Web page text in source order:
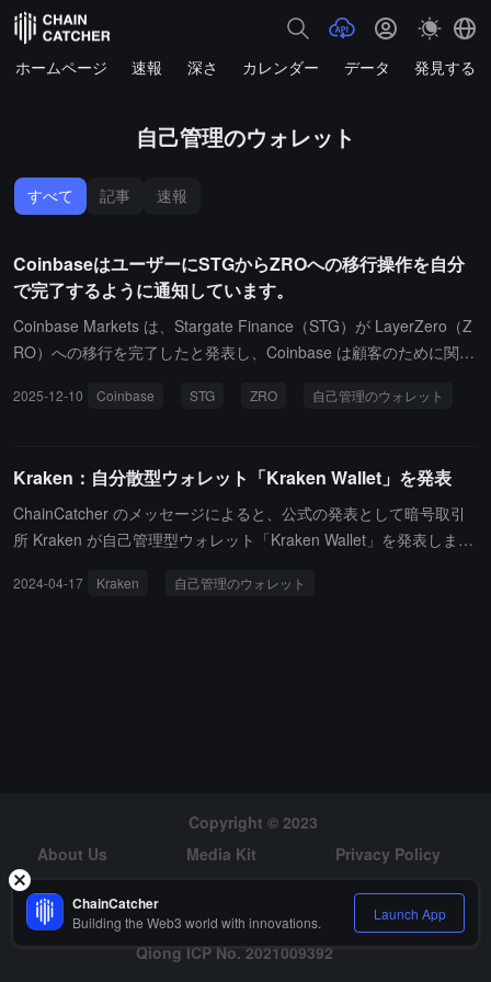
ホームページ 速報 深さ カレンダー データ 発見する
自己管理のウォレット
すべて 記事 速報
CoinbaseはユーザーにSTGからZROへの移行操作を自分
で完了するように通知しています。
Coinbase Markets は、Stargate Finance（STG）が LayerZero（Z
RO）への移行を完了したと発表し、Coinbase は顧客のために関連
ムは、ユーザーが保有する STG を ZRO に変換したい場合、互換性
2025-12-10 Coinbase STG ZRO 自己管理のウォレット
Kraken：自分散型ウォレット「Kraken Wallet」を発表
ChainCatcher のメッセージによると、公式の発表として暗号取引
所 Kraken が自己管理型ウォレット「Kraken Wallet」を発表しまし
ナ、オプティミズム、ベース、アービトラム、ポリゴン、ドージコ
2024-04-17 Kraken 自己管理のウォレット
Copyright © 2023
About Us
Media Kit
Privacy Policy
Risk Warning
Hiring
Qiong ICP No. 2021009392
ChainCatcher
Building the Web3 world with innovations. Launch App